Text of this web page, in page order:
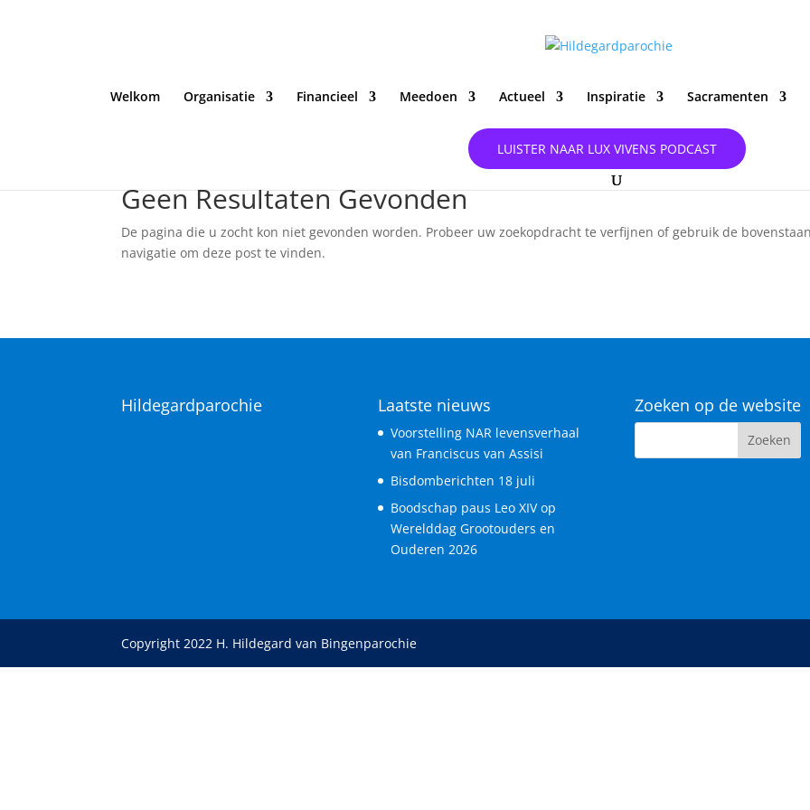
Welkom Organisatie Financieel Meedoen Actueel Inspiratie Sacramenten
LUISTER NAAR LUX VIVENS PODCAST
Geen Resultaten Gevonden
De pagina die u zocht kon niet gevonden worden. Probeer uw zoekopdracht te verfijnen of gebruik de
navigatie om deze post te vinden.
Hildegardparochie Laatste nieuws
Voorstelling NAR levensverhaal
van Franciscus van Assisi
Bisdomberichten 18 juli
Boodschap paus Leo XIV op
Werelddag Grootouders en
Ouderen 2026
Zoeken op de website
Copyright 2022 H. Hildegard van Bingenparochie